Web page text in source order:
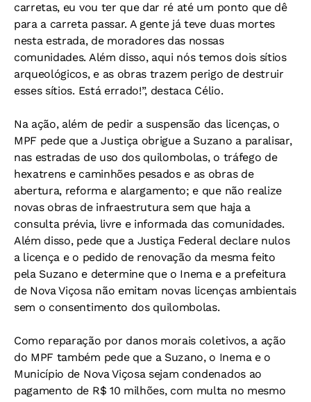
carretas, eu vou ter que dar ré até um ponto que dê
para a carreta passar. A gente já teve duas mortes
nesta estrada, de moradores das nossas
comunidades. Além disso, aqui nós temos dois sítios
arqueológicos, e as obras trazem perigo de destruir
esses sítios. Está errado!”, destaca Célio.
Na ação, além de pedir a suspensão das licenças, o
MPF pede que a Justiça obrigue a Suzano a paralisar,
nas estradas de uso dos quilombolas, o tráfego de
hexatrens e caminhões pesados e as obras de
abertura, reforma e alargamento; e que não realize
novas obras de infraestrutura sem que haja a
consulta prévia, livre e informada das comunidades.
Além disso, pede que a Justiça Federal declare nulos
a licença e o pedido de renovação da mesma feito
pela Suzano e determine que o Inema e a prefeitura
de Nova Viçosa não emitam novas licenças ambientais
sem o consentimento dos quilombolas.
Como reparação por danos morais coletivos, a ação
do MPF também pede que a Suzano, o Inema e o
Município de Nova Viçosa sejam condenados ao
pagamento de R$ 10 milhões, com multa no mesmo